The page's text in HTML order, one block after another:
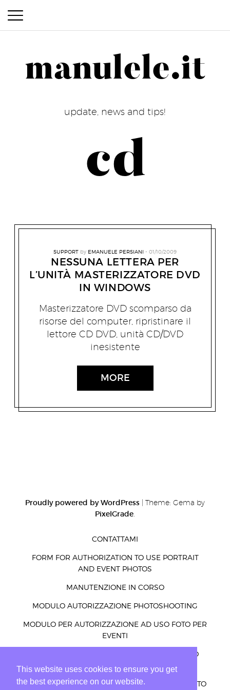
manulele.it
manulele.it
update, news and tips!
cd
SUPPORT by EMANUELE PERSIANI 01/10/2009
NESSUNA LETTERA PER
L’UNITÀ MASTERIZZATORE DVD
IN WINDOWS
Masterizzatore DVD scomparso da
risorse del computer, ripristinare il
lettore CD DVD, unità CD/DVD
inesistente
MORE
Proudly powered by WordPress Theme: Gema by
PixelGrade
CONTATTAMI
FORM FOR AUTHORIZATION TO USE PORTRAIT
AND EVENT PHOTOS
MANUTENZIONE IN CORSO
MODULO AUTORIZZAZIONE PHOTOSHOOTING
MODULO PER AUTORIZZAZIONE AD USO FOTO PER
EVENTI
MODULO PER AUTORIZZAZIONE AD USO FOTO
RITRATTI ED EVENTI
PRIVACY – COOKIES – LEGGE E ALTRO PER UN SITO
This website uses cookies to ensure you get
the best experience on our website.